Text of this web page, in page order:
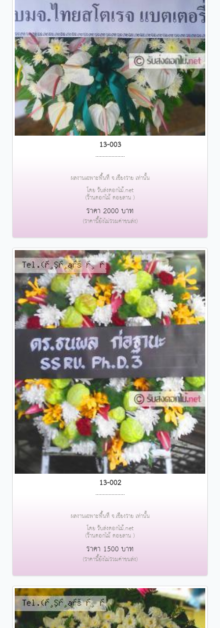
13-003
....................
ผลงานเฉพาะพื้นที่ จ.เชียงราย เท่านั้น
โดย รับส่งดอกไม้.net
(ร้านดอกไม้ ดอยลาน )
ราคา 2000 บาท
(ราคานี้ยังไม่รวมค่าขนส่ง)
13-002
....................
ผลงานเฉพาะพื้นที่ จ.เชียงราย เท่านั้น
โดย รับส่งดอกไม้.net
(ร้านดอกไม้ ดอยลาน )
ราคา 1500 บาท
(ราคานี้ยังไม่รวมค่าขนส่ง)